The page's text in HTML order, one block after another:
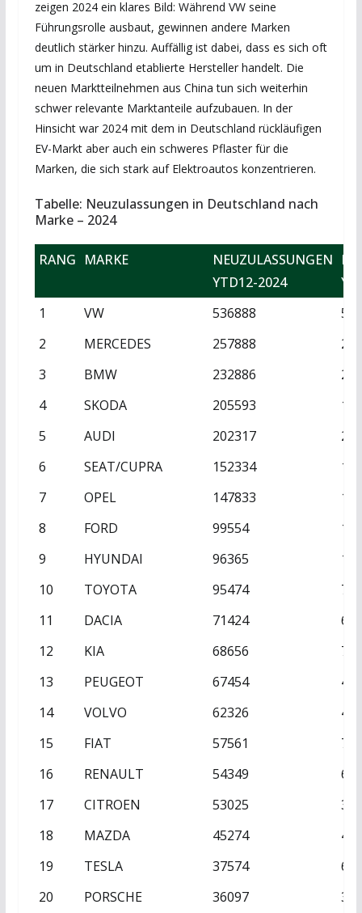
zeigen 2024 ein klares Bild: Während VW seine
Führungsrolle ausbaut, gewinnen andere Marken
deutlich stärker hinzu. Auffällig ist dabei, dass es sich oft
um in Deutschland etablierte Hersteller handelt. Die
neuen Marktteilnehmen aus China tun sich weiterhin
schwer relevante Marktanteile aufzubauen. In der
Hinsicht war 2024 mit dem in Deutschland rückläufigen
EV-Markt aber auch ein schweres Pflaster für die
Marken, die sich stark auf Elektroautos konzentrieren.
Tabelle: Neuzulassungen in Deutschland nach
Marke – 2024
RANG MARKE
NEUZULASSUNGEN
YTD12-2024
1
VW 536888
2
MERCEDES 257888
3
BMW 232886
4
SKODA 205593
5
AUDI 202317
6
SEAT/CUPRA 152334
7
OPEL 147833
8
FORD 99554
9
HYUNDAI 96365
10
TOYOTA 95474
11
DACIA 71424
12
KIA 68656
13
PEUGEOT 67454
14
VOLVO 62326
15
FIAT 57561
16
RENAULT 54349
17
CITROEN 53025
18
MAZDA 45274
19
TESLA 37574
20
PORSCHE 36097